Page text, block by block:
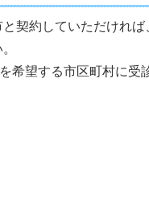
契約していただけれ
希望する市区町村に